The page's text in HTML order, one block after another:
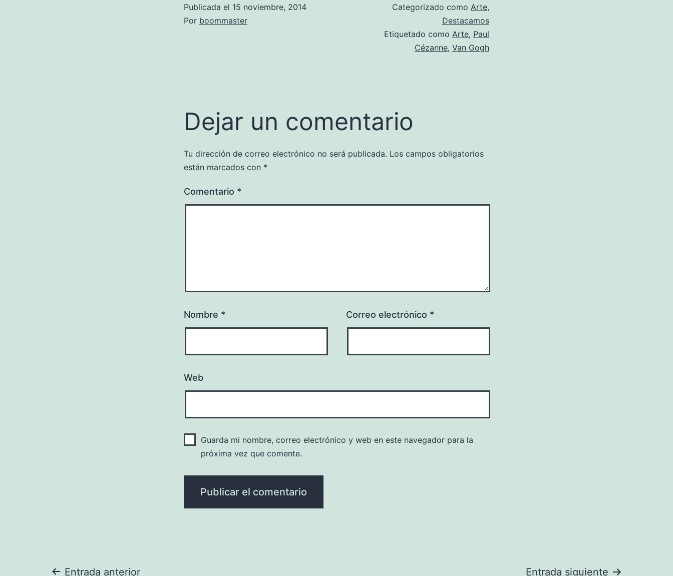
Publicada el 15 noviembre, 2014
Por boommaster
Categorizado como Arte,
Destacamos
Etiquetado como Arte, Paul
Cézanne, Van Gogh
Dejar un comentario
Tu dirección de correo electrónico no será publicada. Los campos obligatorios
están marcados con *
Comentario *
Nombre * Correo electrónico *
Web
Guarda mi nombre, correo electrónico y web en este navegador para la
próxima vez que comente.
Entrada anterior Entrada siguiente